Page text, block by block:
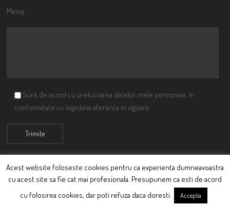
Mesaj:
Sunt de acord cu prelucrarea datelor mele personale, in
conformitate cu legislatia aferenta in vigoare
© Ciutacu 2015 Parte a Imperiului Ciutacesc.
Acest website foloseste cookies pentru ca experienta dumneavoastra
cu acest site sa fie cat mai profesionala. Presupunem ca esti de acord
cu folosirea cookies, dar poti refuza daca doresti.
Accepta